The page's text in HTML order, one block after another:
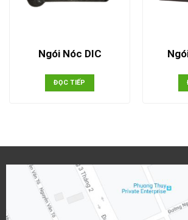
Ngói Nóc DIC
ĐỌC TIẾP